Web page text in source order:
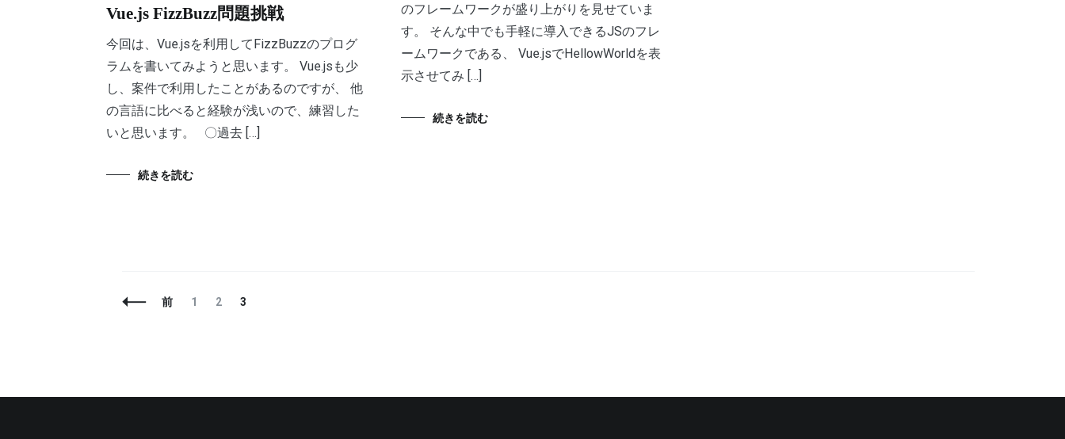
Vue.js FizzBuzz問題挑戦
今回は、Vue.jsを利用してFizzBuzzのプログ
ラムを書いてみようと思います。 Vue.jsも少
し、案件で利用したことがあるのですが、 他
の言語に比べると経験が浅いので、練習した
いと思います。 〇過去 […]
続きを読む
のフレームワークが盛り上がりを見せていま
す。 そんな中でも手軽に導入できるJSのフレ
ームワークである、 Vue.jsでHellowWorldを表
示させてみ […]
続きを読む
投
ョ
前
固
1
固
2
固
3